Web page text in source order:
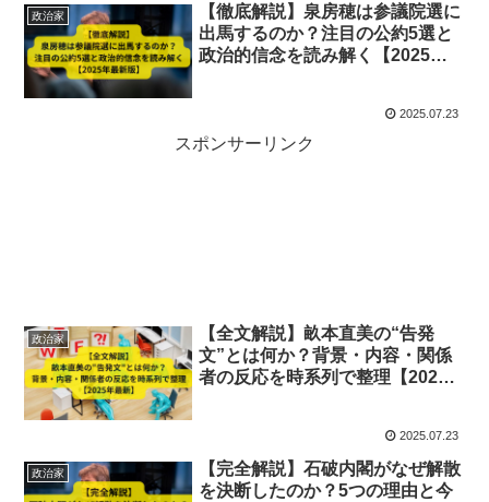
政治家
【徹底解説】泉房穂は参議院選に
出馬するのか？注目の公約5選と
政治的信念を読み解く【2025年
2025.07.23
スポンサーリンク
政治家
【全文解説】畝本直美の“告発
文”とは何か？背景・内容・関係
者の反応を時系列で整理【2025
2025.07.23
政治家
【完全解説】石破内閣がなぜ解散
を決断したのか？5つの理由と今